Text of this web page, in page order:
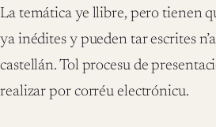
La temática ye llibre, pero tienen
ya inédites y pueden tar escrites
castellán. Tol procesu de
realizar por corréu electrónicu.